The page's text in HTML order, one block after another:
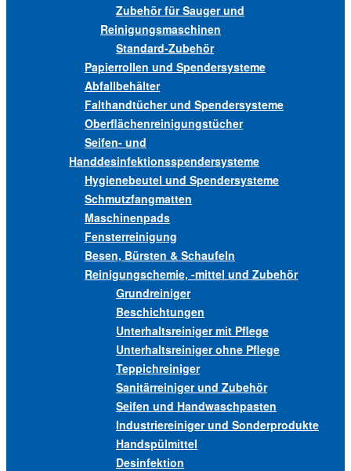
Zubehör für Sauger und
Reinigungsmaschinen
Standard-Zubehör
Papierrollen und Spendersysteme
Abfallbehälter
Falthandtücher und Spendersysteme
Oberflächenreinigungstücher
Seifen- und
Handdesinfektionsspendersysteme
Hygienebeutel und Spendersysteme
Schmutzfangmatten
Maschinenpads
Fensterreinigung
Besen, Bürsten & Schaufeln
Reinigungschemie, -mittel und Zubehör
Grundreiniger
Beschichtungen
Unterhaltsreiniger mit Pflege
Unterhaltsreiniger ohne Pflege
Teppichreiniger
Sanitärreiniger und Zubehör
Seifen und Handwaschpasten
Industriereiniger und Sonderprodukte
Handspülmittel
Desinfektion